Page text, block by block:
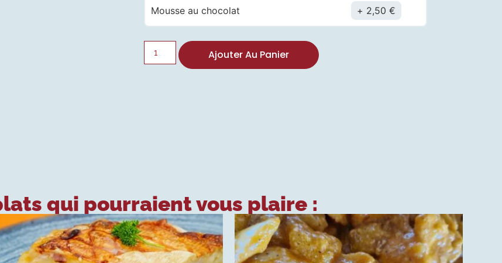
Mousse au chocolat 2,50€
Ajouter Au Panier
qui pourraient vous plaire :